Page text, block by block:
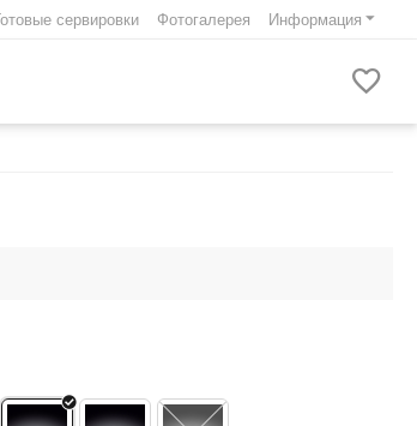
сервировки Фотогалерея Информация